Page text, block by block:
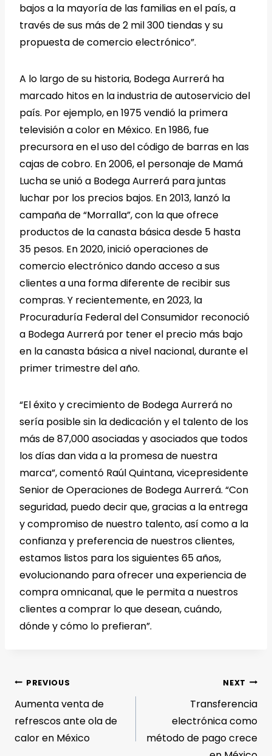
bajos a la mayoría de las familias en el país, a
través de sus más de 2 mil 300 tiendas y su
propuesta de comercio electrónico”.
A lo largo de su historia, Bodega Aurrerá ha
marcado hitos en la industria de autoservicio del
país. Por ejemplo, en 1975 vendió la primera
televisión a color en México. En 1986, fue
precursora en el uso del código de barras en las
cajas de cobro. En 2006, el personaje de Mamá
Lucha se unió a Bodega Aurrerá para juntas
luchar por los precios bajos. En 2013, lanzó la
campaña de “Morralla”, con la que ofrece
productos de la canasta básica desde 5 hasta
35 pesos. En 2020, inició operaciones de
comercio electrónico dando acceso a sus
clientes a una forma diferente de recibir sus
compras. Y recientemente, en 2023, la
Procuraduría Federal del Consumidor reconoció
a Bodega Aurrerá por tener el precio más bajo
en la canasta básica a nivel nacional, durante el
primer trimestre del año.
“El éxito y crecimiento de Bodega Aurrerá no
sería posible sin la dedicación y el talento de los
más de 87,000 asociadas y asociados que todos
los días dan vida a la promesa de nuestra
marca”, comentó Raúl Quintana, vicepresidente
Senior de Operaciones de Bodega Aurrerá. “Con
seguridad, puedo decir que, gracias a la entrega
y compromiso de nuestro talento, así como a la
confianza y preferencia de nuestros clientes,
estamos listos para los siguientes 65 años,
evolucionando para ofrecer una experiencia de
compra omnicanal, que le permita a nuestros
clientes a comprar lo que desean, cuándo,
dónde y cómo lo prefieran”.
PREVIOUS
Aumenta venta de
refrescos ante ola de
calor en México
NEXT
Transferencia
electrónica como
método de pago crece